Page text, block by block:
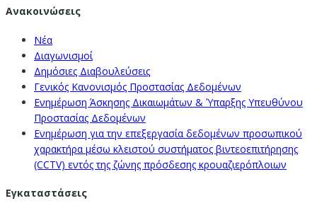
Ανακοινώσεις
Νέα
Διαγωνισμοί
Δημόσιες Διαβουλεύσεις
Γενικός Κανονισμός Προστασίας Δεδομένων
Ενημέρωση Άσκησης Δικαιωμάτων & Ύπαρξης Υπευθύνου
Προστασίας Δεδομένων
Ενημέρωση για την επεξεργασία δεδομένων προσωπικού
χαρακτήρα μέσω κλειστού συστήματος βιντεοεπιτήρησης
(CCTV) εντός της ζώνης πρόσδεσης κρουαζιερόπλοιων
Εγκαταστάσεις